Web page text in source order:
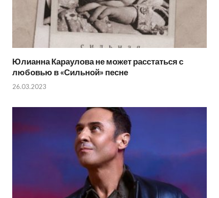
Юлианна Караулова не может расстаться с
любовью в «Сильной» песне
26.03.2023